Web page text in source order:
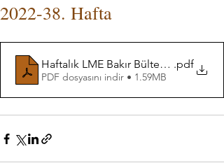
2022-38. Hafta
Haftalık LME Bakır Bülteni-38. Hafta
.pdf
PDF dosyasını indir • 1.59MB